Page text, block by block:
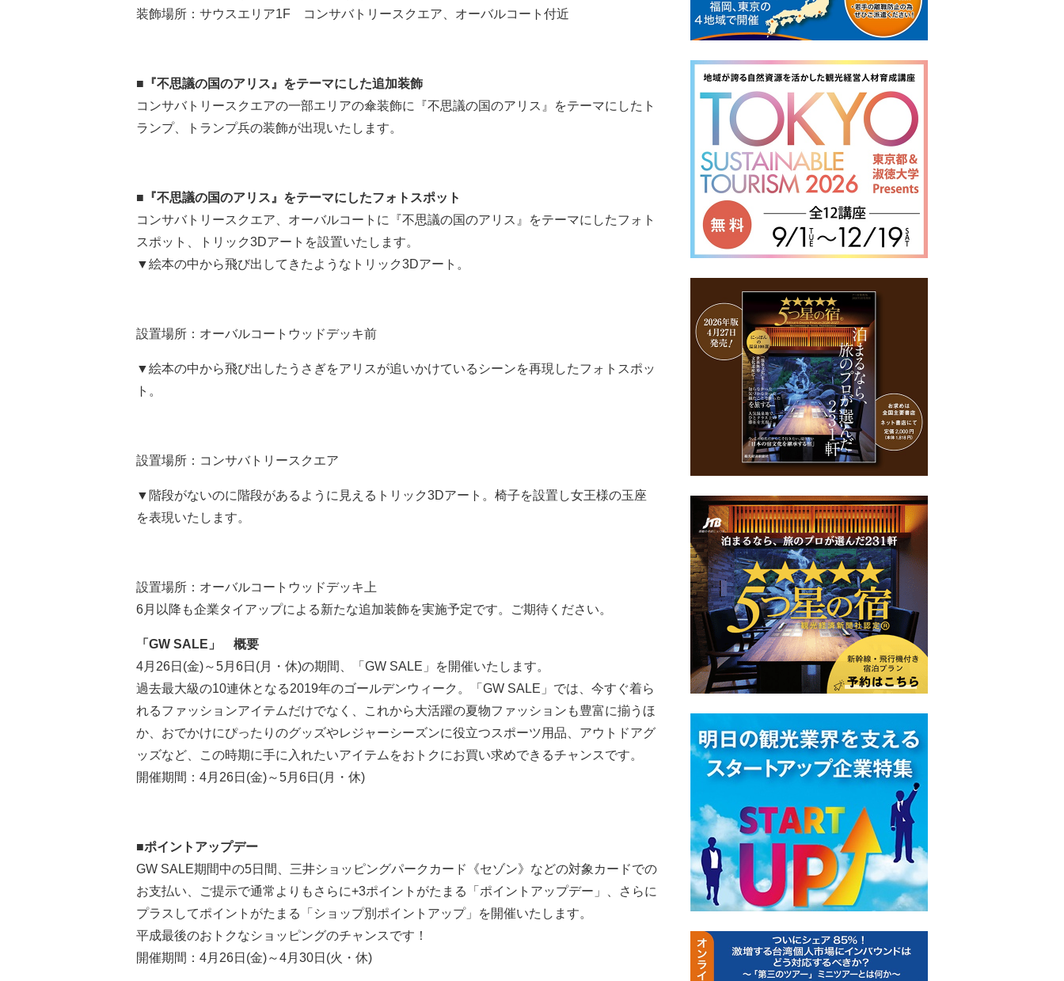
装飾場所：サウスエリア1F コンサバトリースクエア、オーバルコート付近
■『不思議の国のアリス』をテーマにした追加装飾
コンサバトリースクエアの一部エリアの傘装飾に『不思議の国のアリス』をテーマにしたト
ランプ、トランプ兵の装飾が出現いたします。
■『不思議の国のアリス』をテーマにしたフォトスポット
コンサバトリースクエア、オーバルコートに『不思議の国のアリス』をテーマにしたフォト
スポット、トリック3Dアートを設置いたします。
▼絵本の中から飛び出してきたようなトリック3Dアート。
設置場所：オーバルコートウッドデッキ前
▼絵本の中から飛び出したうさぎをアリスが追いかけているシーンを再現したフォトスポッ
ト。
設置場所：コンサバトリースクエア
▼階段がないのに階段があるように見えるトリック3Dアート。椅子を設置し女王様の玉座
を表現いたします。
設置場所：オーバルコートウッドデッキ上
6月以降も企業タイアップによる新たな追加装飾を実施予定です。ご期待ください。
「GW SALE」 概要
4月26日(金)～5月6日(月・休)の期間、「GW SALE」を開催いたします。
過去最大級の10連休となる2019年のゴールデンウィーク。「GW SALE」では、今すぐ着ら
れるファッションアイテムだけでなく、これから大活躍の夏物ファッションも豊富に揃うほ
か、おでかけにぴったりのグッズやレジャーシーズンに役立つスポーツ用品、アウトドアグ
ッズなど、この時期に手に入れたいアイテムをおトクにお買い求めできるチャンスです。
開催期間：4月26日(金)～5月6日(月・休)
■ポイントアップデー
GW SALE期間中の5日間、三井ショッピングパークカード《セゾン》などの対象カードでの
お支払い、ご提示で通常よりもさらに+3ポイントがたまる「ポイントアップデー」、さらに
プラスしてポイントがたまる「ショップ別ポイントアップ」を開催いたします。
平成最後のおトクなショッピングのチャンスです！
開催期間：4月26日(金)～4月30日(火・休)